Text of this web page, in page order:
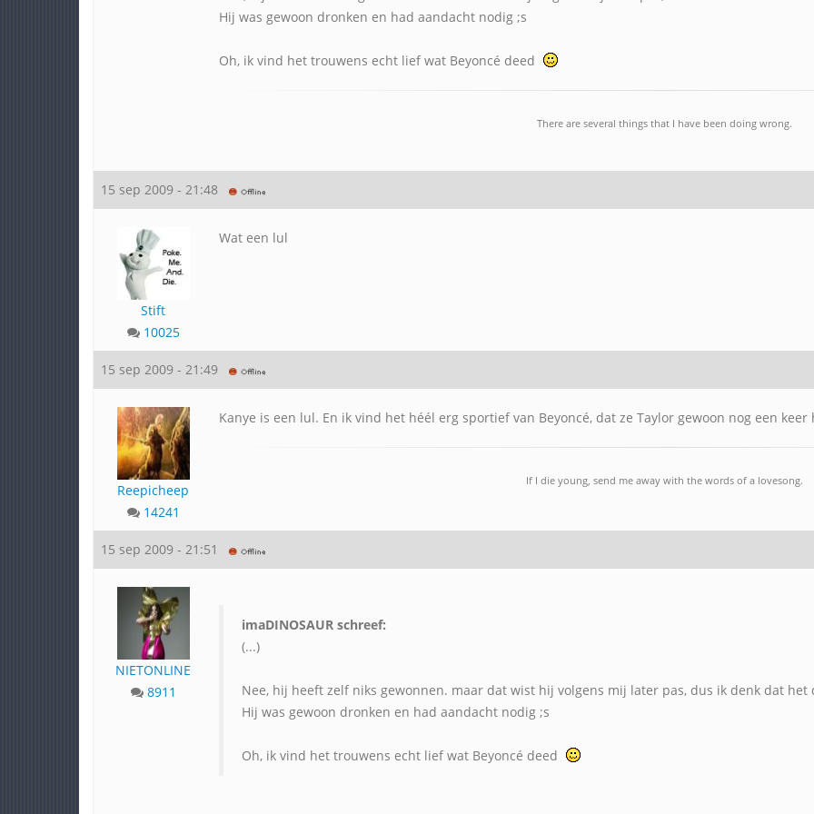
Hij was gewoon dronken en had aandacht nodig ;s
Oh, ik vind het trouwens echt lief wat Beyoncé deed
There are several things that I have been doing wrong.
15 sep 2009 - 21:48
Stift
10025
Wat een lul
15 sep 2009 - 21:49
Reepicheep
14241
Kanye is een lul. En ik vind het héél erg sportief van Beyoncé, dat ze Taylor gewoon nog een
If I die young, send me away with the words of a lovesong.
15 sep 2009 - 21:51
NIETONLINE
8911
imaDINOSAUR schreef:
(...)
Nee, hij heeft zelf niks gewonnen. maar dat wist hij volgens mij later pas, dus ik denk dat het
Hij was gewoon dronken en had aandacht nodig ;s
Oh, ik vind het trouwens echt lief wat Beyoncé deed